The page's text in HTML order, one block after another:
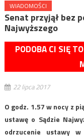
WIADOMOŚCI
Senat przyjął bez
Najwyższego
PODOBA CI SIĘ
22 lipca 2017
O godz. 1.57 w nocy z
ustawę o Sądzie
odrzucenie ustawy